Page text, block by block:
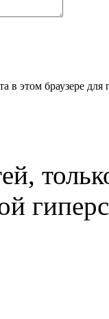
в этом браузере